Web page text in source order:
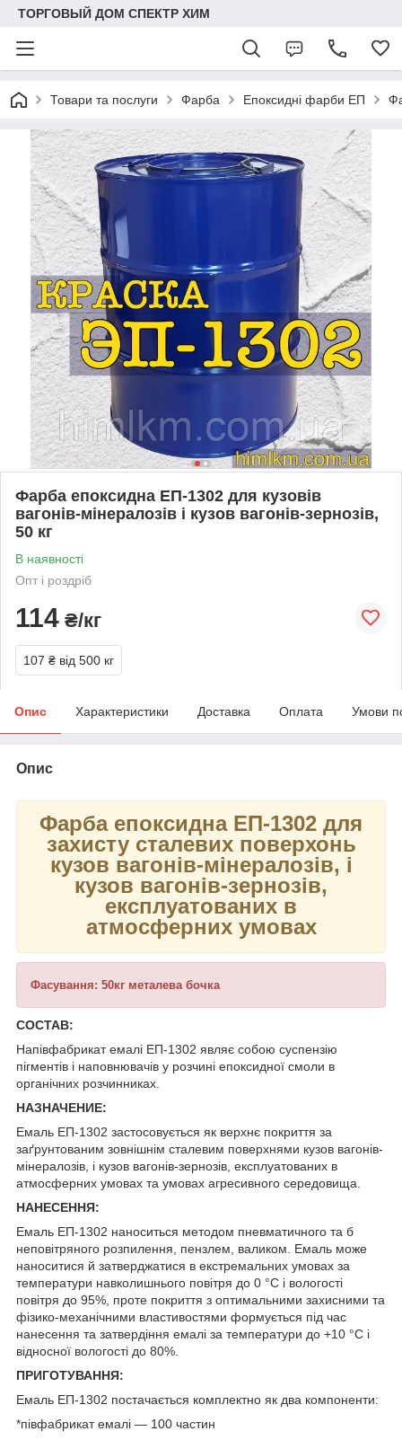
ТОРГОВЫЙ ДОМ СПЕКТР ХИМ
Товари та послуги Фарба Епоксидні фарби ЕП
Фарба епоксидна ЕП-1302 для кузовів
вагонів-мінералозів і кузов вагонів-зернозів,
50 кг
В наявності
Опт і роздріб
114 ₴/кг
107 ₴ від 500 кг
Опис Характеристики Доставка Оплата Умови
Опис
Фарба епоксидна ЕП-1302 для
захисту сталевих поверхонь
кузов вагонів-мінералозів, і
кузов вагонів-зернозів,
експлуатованих в
атмосферних умовах
Фасування: 50кг металева бочка
СОСТАВ:
Напівфабрикат емалі ЕП-1302 являє собою суспензію
пігментів і наповнювачів у розчині епоксидної смоли в
органічних розчинниках.
НАЗНАЧЕНИЕ:
Емаль ЕП-1302 застосовується як верхнє покриття за
заґрунтованим зовнішнім сталевим поверхнями кузов вагонів-
мінералозів, і кузов вагонів-зернозів, експлуатованих в
атмосферних умовах та умовах агресивного середовища.
НАНЕСЕННЯ:
Емаль ЕП-1302 наноситься методом пневматичного та б
неповітряного розпилення, пензлем, валиком. Емаль може
наноситися й затверджатися в екстремальних умовах за
температури навколишнього повітря до 0 °C і вологості
повітря до 95%, проте покриття з оптимальними захисними та
фізико-механічними властивостями формується під час
нанесення та затвердіння емалі за температури до +10 °C і
відносної вологості до 80%.
ПРИГОТУВАННЯ:
Емаль ЕП-1302 постачається комплектно як два компоненти:
*півфабрикат емалі — 100 частин